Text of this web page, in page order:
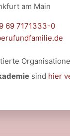
am Main
69 7171333-0
sind hier